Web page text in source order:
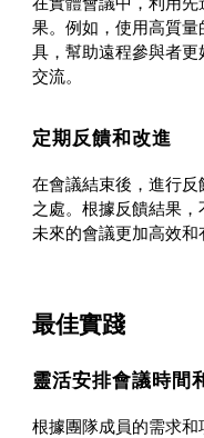
果。例如，使用高質
具，幫助遠程參與者
交流。
定期反饋和改進
在會議結束後，進行
之處。根據反饋結果
未來的會議更加高效和
最佳實踐
靈活安排會議時間
根據團隊成員的需求